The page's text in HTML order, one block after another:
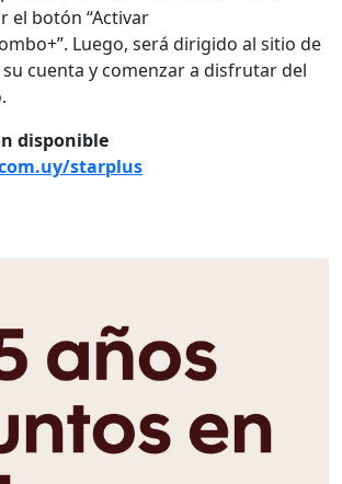
el botón “Activar
Luego, será dirigido al sitio de
cuenta y comenzar a disfrutar del
disponible
starplus